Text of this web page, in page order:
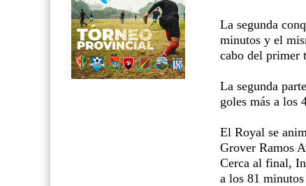
La segunda
minutos y el
cabo del primer
La segunda
goles más a los
El Royal se
Grover Ramos
Cerca al final,
a los 81